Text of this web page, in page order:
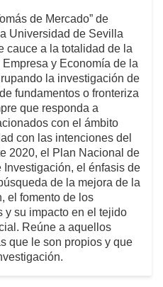
de Mercado” de
Universidad de Sevilla
cauce a la totalidad de la
y Economía de la
la investigación de
fundamentos o fronteriza
que responda a
con el ámbito
con las intenciones del
2020, el Plan Nacional de
Investigación, el énfasis de
de la mejora de la
el fomento de los
y su impacto en el tejido
Reúne a aquellos
que le son propios y que